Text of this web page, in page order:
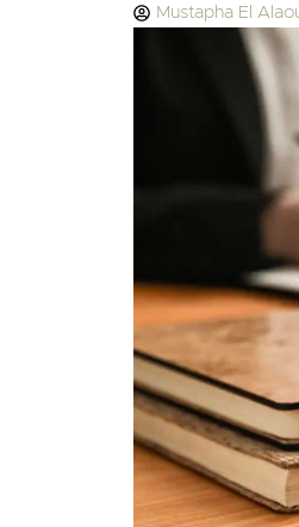
Mustapha El